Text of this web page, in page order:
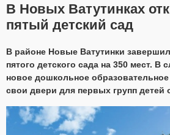
В Новых Ватутинках
пятый детский сад
В районе Новые Ватутинки
пятого детского сада на 350 мест.
новое дошкольное
свои двери для первых групп детей